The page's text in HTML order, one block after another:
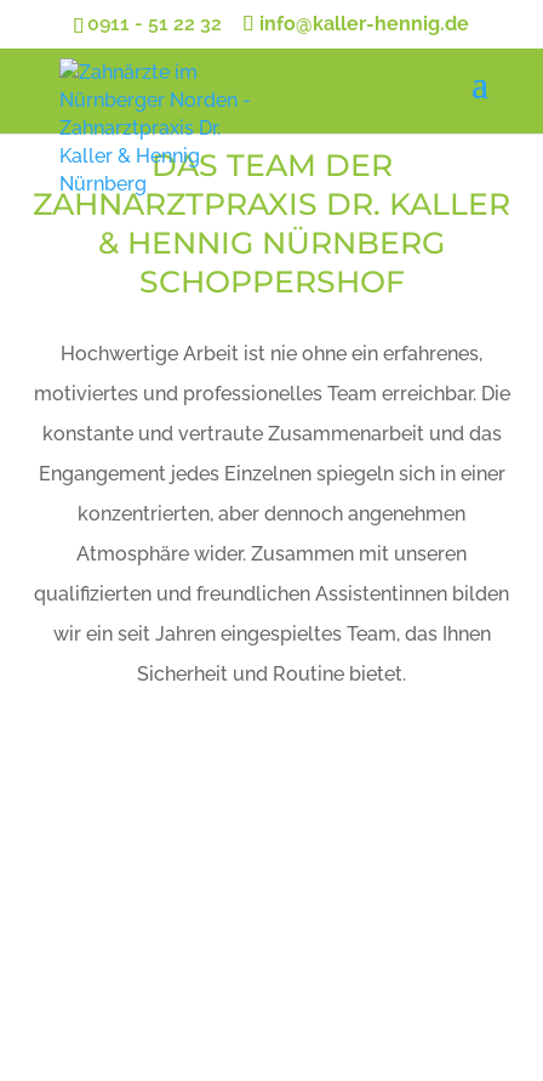
0911 - 51 22 32 info@kaller-hennig.de
DAS TEAM DER
ZAHNARZTPRAXIS DR. KALLER
& HENNIG NÜRNBERG
SCHOPPERSHOF
Hochwertige Arbeit ist nie ohne ein erfahrenes,
motiviertes und professionelles Team erreichbar. Die
konstante und vertraute Zusammenarbeit und das
Engangement jedes Einzelnen spiegeln sich in einer
konzentrierten, aber dennoch angenehmen
Atmosphäre wider. Zusammen mit unseren
qualifizierten und freundlichen Assistentinnen bilden
wir ein seit Jahren eingespieltes Team, das Ihnen
Sicherheit und Routine bietet.